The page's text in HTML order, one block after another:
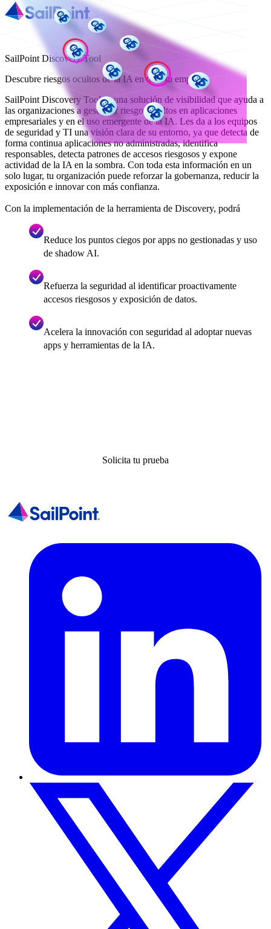
SailPoint Discovery Tool
Descubre riesgos ocultos de la IA en toda tu empresa
SailPoint Discovery Tool es una solución de visibilidad que ayuda a
las organizaciones a gestionar riesgos ocultos en aplicaciones
empresariales y en el uso emergente de la IA. Les da a los equipos
de seguridad y TI una visión clara de su entorno, ya que detecta de
forma continua aplicaciones no administradas, identifica
responsables, detecta patrones de accesos riesgosos y expone
actividad de la IA en la sombra. Con toda esta información en un
solo lugar, tu organización puede reforzar la gobernanza, reducir la
exposición e innovar con más confianza.
Con la implementación de la herramienta de Discovery, podrá
Reduce los puntos ciegos por apps no gestionadas y uso
de shadow AI.
Refuerza la seguridad al identificar proactivamente
accesos riesgosos y exposición de datos.
Acelera la innovación con seguridad al adoptar nuevas
apps y herramientas de la IA.
Solicita tu prueba